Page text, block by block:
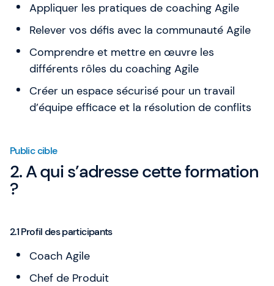
Appliquer les pratiques de coaching Agile
Relever vos défis avec la communauté Agile
Comprendre et mettre en œuvre les
différents rôles du coaching Agile
Créer un espace sécurisé pour un travail
d’équipe efficace et la résolution de conflits
Public cible
2. A qui s’adresse cette formation
?
2.1 Profil des participants
Coach Agile
Chef de Produit